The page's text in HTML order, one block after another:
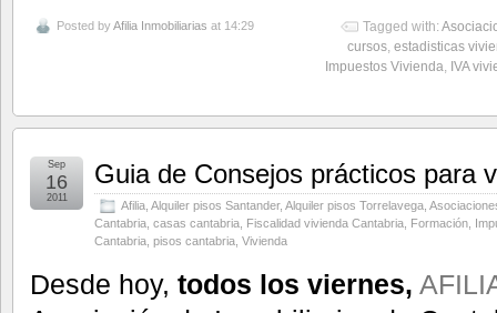
Posted byAfilia Inmobiliarias at 14:29 Tagged with:
cursos, estadisticas
Impuestos Vivienda, IVA
Guia de Consejos prácticos para
Afilia Alquiler pisos Santander, Alquiler pisos Torrelavega
Cantabria casas cantabria Fiscalidad vivienda Cantabria Formación
Cantabria pisos cantabria Vivienda
Sep
16
2011
Desde hoy, todos los viernes,